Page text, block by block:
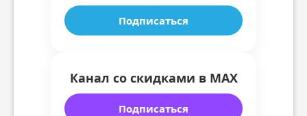
Подписаться
Канал со скидками в MAX
Подписаться